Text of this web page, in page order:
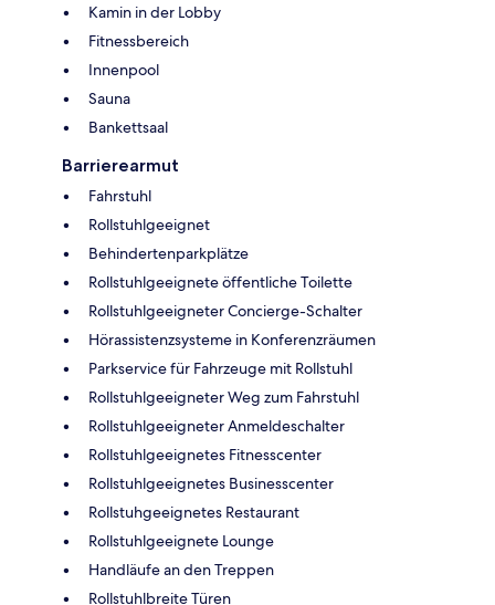
Kamin in der Lobby
Fitnessbereich
Innenpool
Sauna
Bankettsaal
Barrierearmut
Fahrstuhl
Rollstuhlgeeignet
Behindertenparkplätze
Rollstuhlgeeignete öffentliche Toilette
Rollstuhlgeeigneter Concierge-Schalter
Hörassistenzsysteme in Konferenzräumen
Parkservice für Fahrzeuge mit Rollstuhl
Rollstuhlgeeigneter Weg zum Fahrstuhl
Rollstuhlgeeigneter Anmeldeschalter
Rollstuhlgeeignetes Fitnesscenter
Rollstuhlgeeignetes Businesscenter
Rollstuhgeeignetes Restaurant
Rollstuhlgeeignete Lounge
Handläufe an den Treppen
Rollstuhlbreite Türen